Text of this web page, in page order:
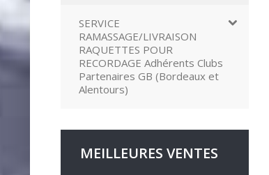
SERVICE
RAMASSAGE/LIVRAISON
RAQUETTES POUR
RECORDAGE Adhérents Clubs
Partenaires GB (Bordeaux et
Alentours)
MEILLEURES VENTES